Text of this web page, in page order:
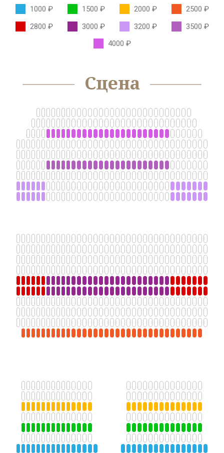
ФЕСТИВАЛИ
БОЛЬШОЙ ЗАЛ
ФОЙЕ
ОРГАНИЗАЦИЯ МЕРОПРИЯТИЙ
ОРГАНИЗАЦИЯ ПИТАНИЯ
ВИДЕО
КОНТАКТЫ
1000 ₽ 1500 ₽ 2000 ₽
2500 ₽
2800 ₽
3000 ₽ 3200 ₽
3500 ₽
4000 ₽
Сцена